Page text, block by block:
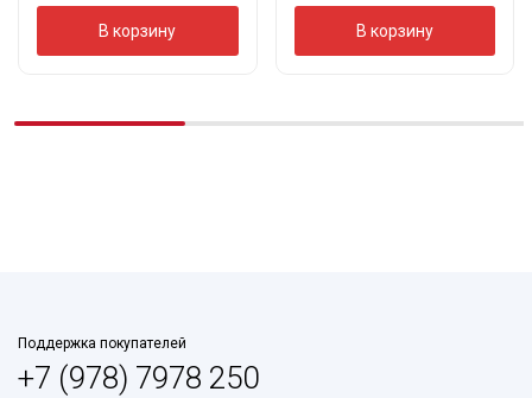
В корзину В корзину
Поддержка покупателей
+7 (978) 7978 250